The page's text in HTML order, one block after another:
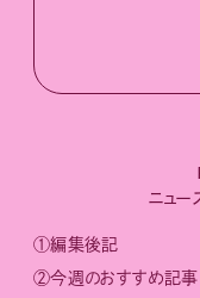
ニュー
①編集後記
②今週のおすすめ記事